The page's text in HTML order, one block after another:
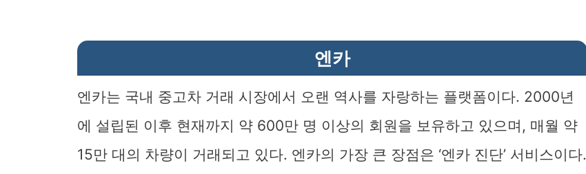
엔카
엔카는 국내 중고차 거래 시장에서 오랜 역사를 자랑하는 플랫폼이다. 2000년
에 설립된 이후 현재까지 약 600만 명 이상의 회원을 보유하고 있으며, 매월 약
15만 대의 차량이 거래되고 있다. 엔카의 가장 큰 장점은 ‘엔카 진단’ 서비스이다.